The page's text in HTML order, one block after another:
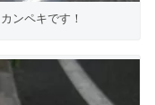
ンペキです！